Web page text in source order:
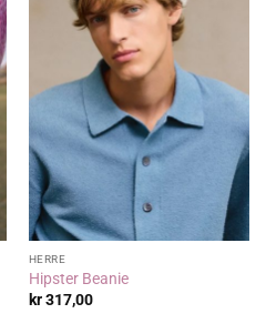
HERRE
Hipster Beanie
kr317,00